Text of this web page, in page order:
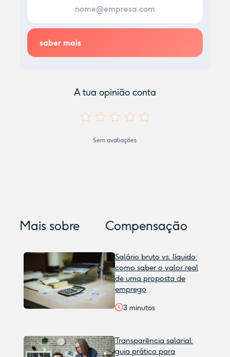
A tua opinião conta
Sem avaliações
Mais sobre Compensação
Salário bruto vs. líquido:
como saber o valor real
de uma proposta de
emprego
3 minutos
Transparência salarial:
guia prático para